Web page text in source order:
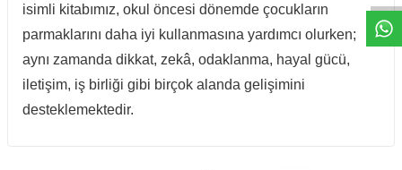
isimli kitabımız, okul öncesi dönemde çocukların
parmaklarını daha iyi kullanmasına yardımcı olurken;
aynı zamanda dikkat, zekâ, odaklanma, hayal gücü,
iletişim, iş birliği gibi birçok alanda gelişimini
desteklemektedir.